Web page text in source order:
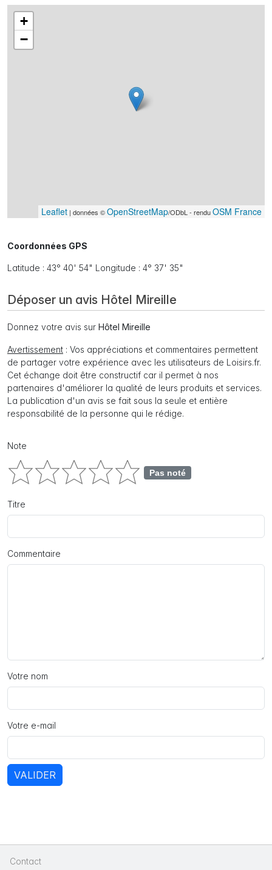
+
−
Leaflet | données ©OpenStreetMap/ODbL - renduOSM France
Coordonnées GPS
Latitude : 43° 40' 54" Longitude : 4° 37' 35"
Déposer un avis Hôtel Mireille
Donnez votre avis sur Hôtel Mireille
Avertissement : Vos appréciations et commentaires permettent
de partager votre expérience avec les utilisateurs de Loisirs.fr.
Cet échange doit être constructif car il permet à nos
partenaires d'améliorer la qualité de leurs produits et services.
La publication d'un avis se fait sous la seule et entière
responsabilité de la personne qui le rédige.
Note
Pas noté
Titre
Commentaire
Votre nom
Votre e-mail
VALIDER
Contact